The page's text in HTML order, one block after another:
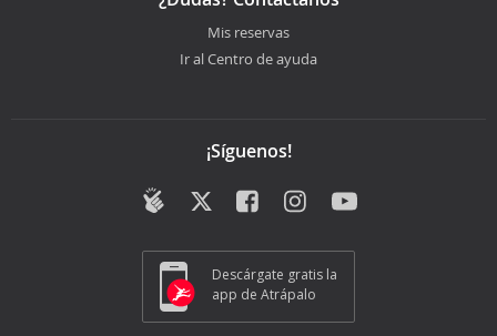
Mis reservas
Ir al Centro de ayuda
¡Síguenos!
Descárgate gratis la
app de Atrápalo